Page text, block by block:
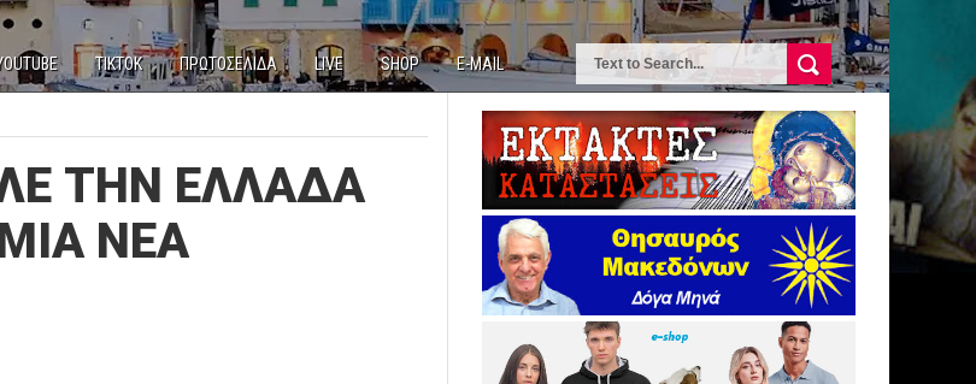
TIKTOK ΠΡΩΤΟΣΕΛΙΔΑ LIVE SHOP E-MAIL
ΤΗΝ ΕΛΛΑΔΑ
ΝΕΑ